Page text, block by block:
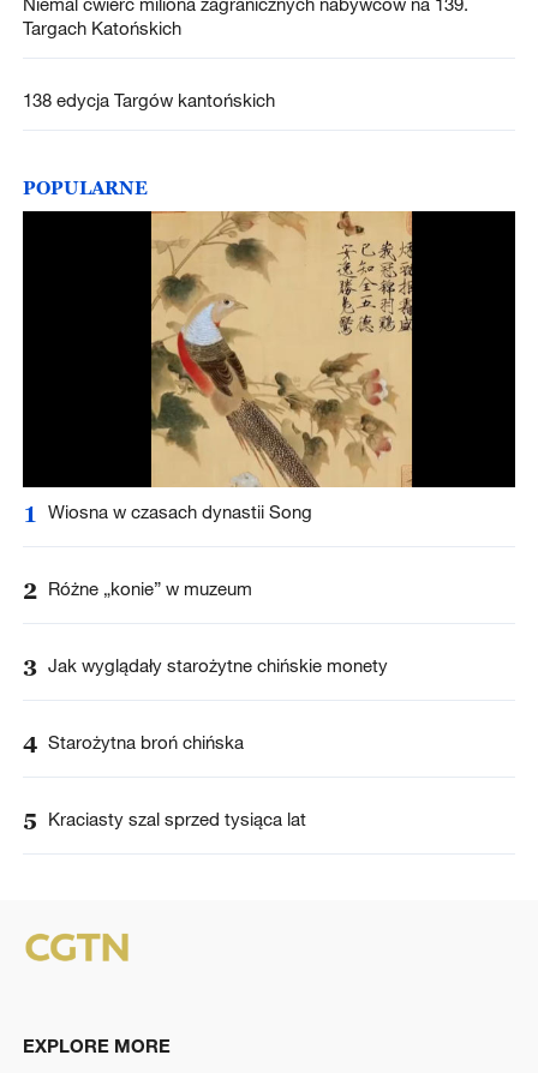
Targach Katońskich
138 edycja Targów kantońskich
POPULARNE
1 Wiosna w czasach dynastii Song
2 Różne „konie” w muzeum
3 Jak wyglądały starożytne chińskie monety
4 Starożytna broń chińska
5 Kraciasty szal sprzed tysiąca lat
EXPLORE MORE